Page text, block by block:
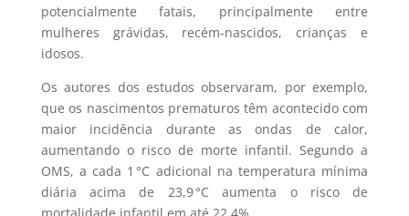
potencialmente fatais, principalmente entre
mulheres grávidas, recém-nascidos, crianças e
idosos.
Os autores dos estudos observaram, por exemplo,
que os nascimentos prematuros têm acontecido com
maior incidência durante as ondas de calor,
aumentando o risco de morte infantil. Segundo a
OMS, a cada 1 °C adicional na temperatura mínima
diária acima de 23,9 °C aumenta o risco de